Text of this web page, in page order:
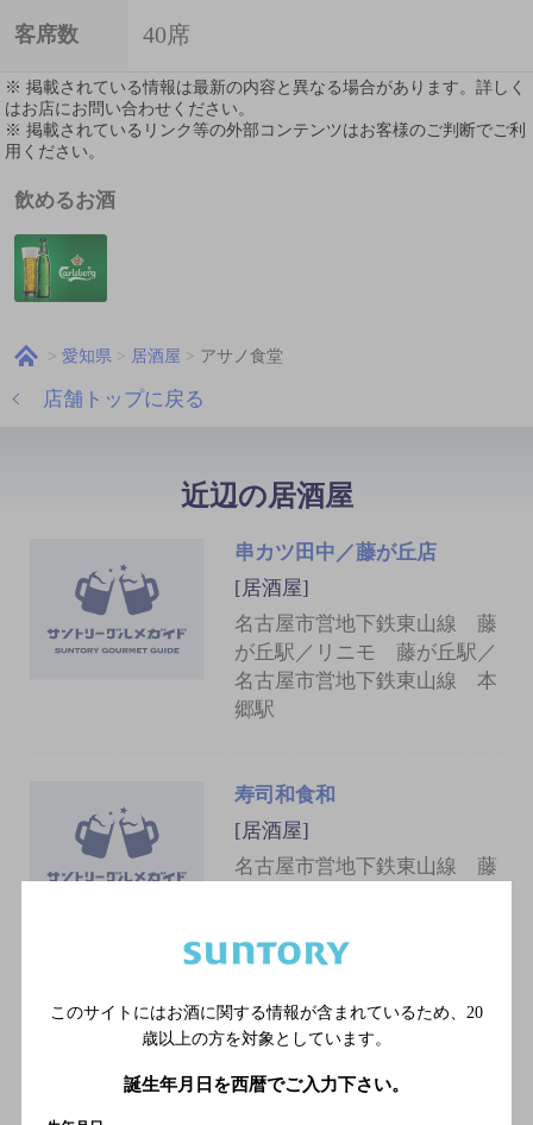
客席数 40席
※ 掲載されている情報は最新の内容と異なる場合があります。詳しく
はお店にお問い合わせください。
※ 掲載されているリンク等の外部コンテンツはお客様のご判断でご利
用ください。
飲めるお酒
愛知県 居酒屋 アサノ食堂
店舗トップに戻る
近辺の居酒屋
串カツ田中／藤が丘店
[居酒屋]
名古屋市営地下鉄東山線 藤
が丘駅／リニモ 藤が丘駅／
名古屋市営地下鉄東山線 本
郷駅
寿司和食和
[居酒屋]
名古屋市営地下鉄東山線 藤
郷駅
大衆酒場 ふくろう 藤が丘店
[居酒屋]
このサイトにはお酒に関する情報が含まれているため、 20
歳以上の方を対象としています。
誕生年月日を西暦でご入力下さい。